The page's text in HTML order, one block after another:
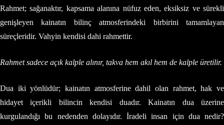
Rahmet; sağanaktır, kapsama alanına nüfuz eden, eksiksiz ve sürekli
genişleyen kainatın bilinç atmosferindeki birbirini tamamlayan
süreçleridir. Vahyin kendisi dahi rahmettir.
Rahmet sadece açık kalple alınır, takva hem akıl hem de kalple üretilir.
Dua iki yönlüdür; kainatın atmosferine dahil olan rahmet, hak ve
hidayet içerikli bilincin kendisi duadır. Kainatın dua üzerine
kurgulandığı bu nedenden dolayıdır. İradeli insan için dua nedir?